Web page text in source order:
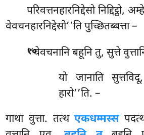
परिवत्तनहारनिद्देसो निद्दिट्ठो,
वेवचनहारनिद्देसो’’ति पुच्छितब्बत्ता –
१०.
‘‘वेवचनानि बहूनि तु, सुत्ते
यो जानाति
हारो’’ति. –
गाथा वुत्ता. तत्थएकधम्मस्स